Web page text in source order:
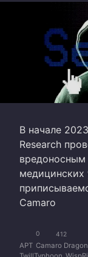
В начале
Research
Camaro
0 412
APT Camaro Dragon